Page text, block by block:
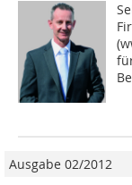
Ausgabe 02/2012